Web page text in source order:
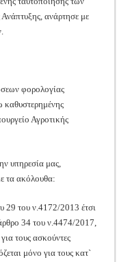
ανάρτησε με
φορολογίας
καθυστερημένης
Αγροτικής
υπηρεσία μας,
τα ακόλουθα:
29 του ν.4172/2013 έτσι
34 του ν.4474/2017,
τους ασκούντες
μόνο για τους κατ`